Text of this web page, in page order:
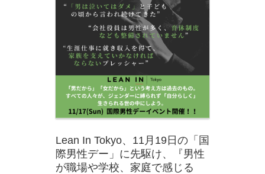
Lean In Tokyo、11月19日の「国
際男性デー」に先駆け、『男性
が職場や学校、家庭で感じる